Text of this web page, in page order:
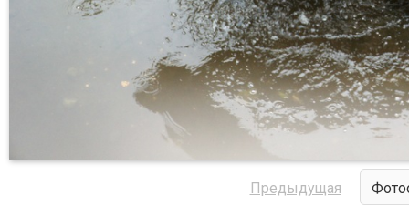
Предыдущая